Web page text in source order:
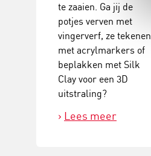
te zaaien. Ga jij de
potjes verven met
vingerverf, ze tekenen
met acrylmarkers of
beplakken met Silk
Clay voor een 3D
uitstraling?
Lees meer